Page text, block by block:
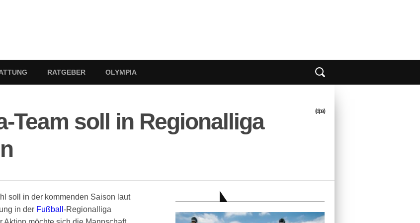
RATGEBER OLYMPIA
Team soll in Regionalliga
(dpa)
soll in der kommenden Saison laut
in der Fußball -Regionalliga